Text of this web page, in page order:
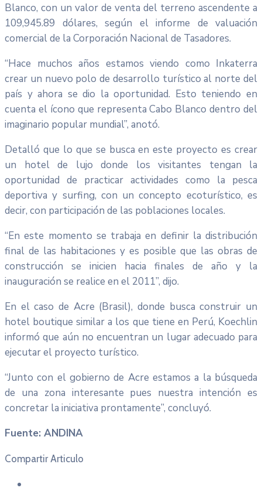
Blanco, con un valor de venta del terreno ascendente a
109,945.89 dólares, según el informe de valuación
comercial de la Corporación Nacional de Tasadores.
“Hace muchos años estamos viendo como Inkaterra
crear un nuevo polo de desarrollo turístico al norte del
país y ahora se dio la oportunidad. Esto teniendo en
cuenta el ícono que representa Cabo Blanco dentro del
imaginario popular mundial”, anotó.
Detalló que lo que se busca en este proyecto es crear
un hotel de lujo donde los visitantes tengan la
oportunidad de practicar actividades como la pesca
deportiva y surfing, con un concepto ecoturístico, es
decir, con participación de las poblaciones locales.
“En este momento se trabaja en definir la distribución
final de las habitaciones y es posible que las obras de
construcción se inicien hacia finales de año y la
inauguración se realice en el 2011”, dijo.
En el caso de Acre (Brasil), donde busca construir un
hotel boutique similar a los que tiene en Perú, Koechlin
informó que aún no encuentran un lugar adecuado para
ejecutar el proyecto turístico.
“Junto con el gobierno de Acre estamos a la búsqueda
de una zona interesante pues nuestra intención es
concretar la iniciativa prontamente”, concluyó.
Fuente: ANDINA
Compartir Articulo